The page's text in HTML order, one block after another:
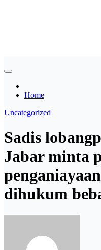
Home
Uncategorized
Sadis
Jabar minta
dihukum